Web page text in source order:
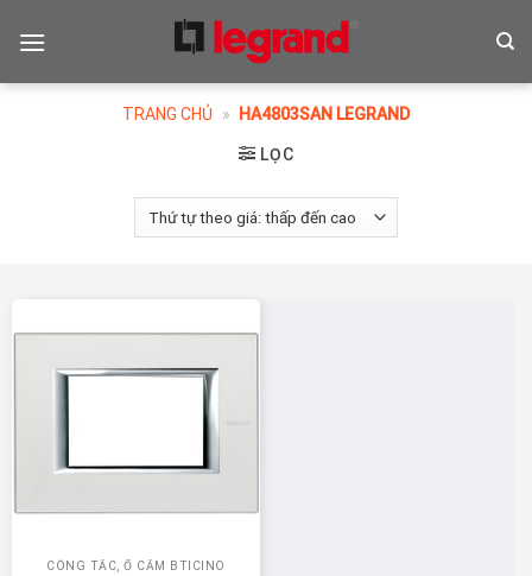
TRANG CHỦ » HA4803SAN LEGRAND
LỌC
CÔNG TẮC, Ổ CẮM BTICINO